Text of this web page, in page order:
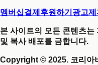
멤버십결제 후원하기 광고제
본 사이트의 모든 콘텐츠는
및 복사 배포를 금합니다.
Copyright © 2025. 코리아